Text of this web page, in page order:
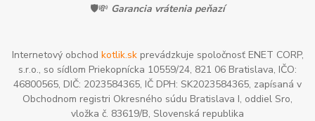
🛡️💸 Garancia vrátenia peňazí
Internetový obchod kotlik.skprevádzkuje spoločnosť ENET CORP,
s.r.o., so sídlom Priekopnícka 10559/24, 821 06 Bratislava, IČO:
46800565, DIČ: 2023584365, IČ DPH: SK2023584365, zapísaná v
Obchodnom registri Okresného súdu Bratislava I, oddiel Sro,
vložka č. 83619/B, Slovenská republika